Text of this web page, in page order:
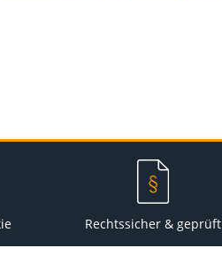
Rechtssicher & geprüft